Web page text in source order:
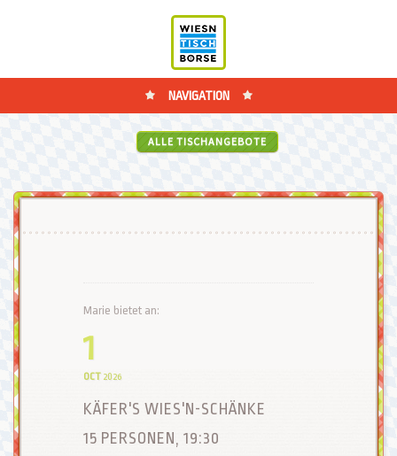
NAVIGATION
ALLE TISCHANGEBOTE
Marie bietet an:
1
OCT 2026
KÄFER'S WIES'N-SCHÄNKE
15 PERSONEN, 19:30